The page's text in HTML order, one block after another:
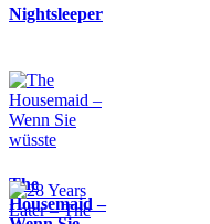
Nightsleeper
The
Housemaid –